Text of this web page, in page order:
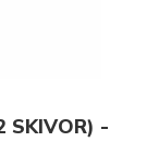
SKIVOR) -